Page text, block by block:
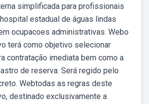
simplificada para profissionais
estadual de águas lindas
ocupacoes administrativas. Webo
terá como objetivo selecionar
contratação imediata bem como a
de reserva. Será regido pelo
Webtodas as regras deste
destinado exclusivamente a